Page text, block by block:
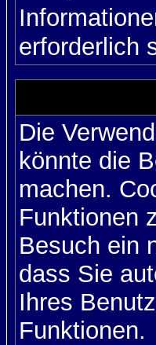
erforderlich
Die
könnte die
machen.
Funktionen
Besuch ein
dass Sie
Ihres
Funktionen.